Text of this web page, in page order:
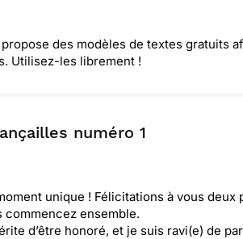
des modèles de textes gratuits
Utilisez-les librement !
numéro 1
unique ! Félicitations à vous
commencez ensemble.
d’être honoré, et je suis ravi(e) de